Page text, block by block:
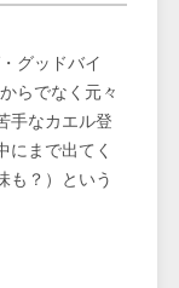
グッドバイ
らでなく元々
手なカエル登
にまで出てく
も？）という